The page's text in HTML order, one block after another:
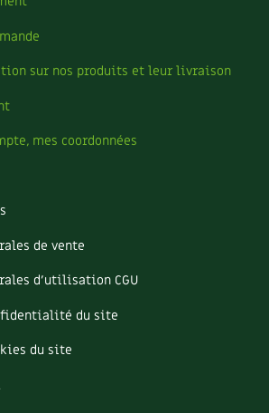
sur nos produits et leur livraison
mes coordonnées
de vente
d’utilisation CGU
du site
du site